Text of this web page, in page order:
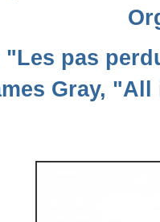
"Les pas
Gray,